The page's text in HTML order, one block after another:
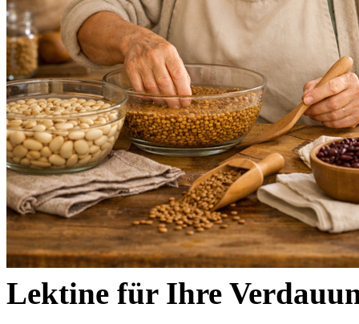
Lektine für Ihre